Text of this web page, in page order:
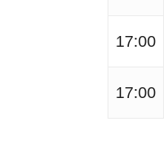
17:00
17:00